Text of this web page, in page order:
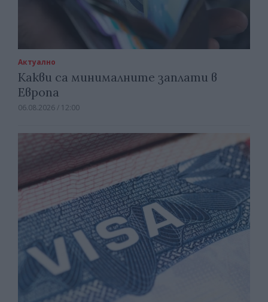
Актуално
Какви са минималните заплати в
Европа
06.08.2026 / 12:00